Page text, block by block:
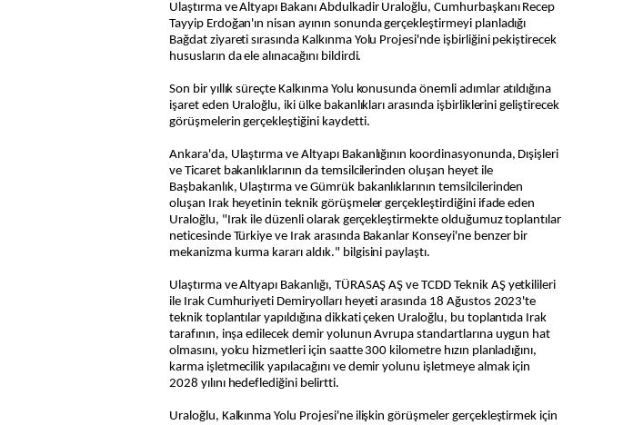
Ulaştırma ve Altyapı Bakanı Abdulkadir Uraloğlu, Cumhurbaşkanı Recep
Tayyip Erdoğan'ın nisan ayının sonunda gerçekleştirmeyi planladığı
Bağdat ziyareti sırasında Kalkınma Yolu Projesi'nde işbirliğini pekiştirecek
hususların da ele alınacağını bildirdi.
Son bir yıllık süreçte Kalkınma Yolu konusunda önemli adımlar atıldığına
işaret eden Uraloğlu, iki ülke bakanlıkları arasında işbirliklerini geliştirecek
görüşmelerin gerçekleştiğini kaydetti.
Ankara'da, Ulaştırma ve Altyapı Bakanlığının koordinasyonunda, Dışişleri
ve Ticaret bakanlıklarının da temsilcilerinden oluşan heyet ile
Başbakanlık, Ulaştırma ve Gümrük bakanlıklarının temsilcilerinden
oluşan Irak heyetinin teknik görüşmeler gerçekleştirdiğini ifade eden
Uraloğlu, "Irak ile düzenli olarak gerçekleştirmekte olduğumuz toplantılar
neticesinde Türkiye ve Irak arasında Bakanlar Konseyi'ne benzer bir
mekanizma kurma kararı aldık." bilgisini paylaştı.
Ulaştırma ve Altyapı Bakanlığı, TÜRASAŞ AŞ ve TCDD Teknik AŞ yetkilileri
ile Irak Cumhuriyeti Demiryolları heyeti arasında 18 Ağustos 2023'te
teknik toplantılar yapıldığına dikkati çeken Uraloğlu, bu toplantıda Irak
tarafının, inşa edilecek demir yolunun Avrupa standartlarına uygun hat
olmasını, yolcu hizmetleri için saatte 300 kilometre hızın planladığını,
karma işletmecilik yapılacağını ve demir yolunu işletmeye almak için
2028 yılını hedeflediğini belirtti.
Uraloğlu, Kalkınma Yolu Projesi'ne ilişkin görüşmeler gerçekleştirmek için